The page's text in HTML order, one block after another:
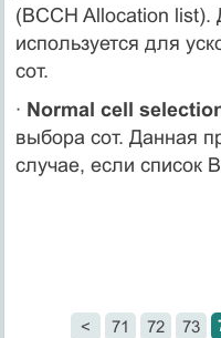
(BCCH Allocation list).
используется для
сот.
· Normal cell
выбора сот. Данная
случае, если список
< 71 72 73